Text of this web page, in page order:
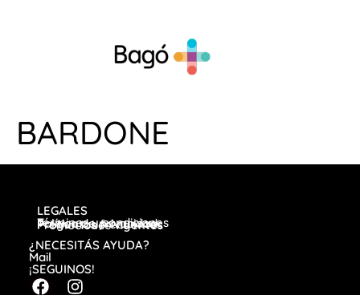
BARDONE
LEGALES
Términos y condiciones
Política de privacidad
Preguntas frecuentes
Promociones vigentes
¿NECESITÁS AYUDA?
Mail
¡SEGUINOS!